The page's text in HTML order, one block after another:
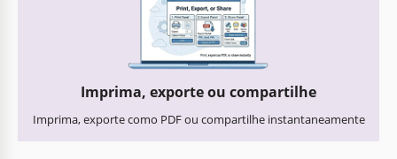
Imprima, exporte ou compartilhe
Imprima, exporte como PDF ou compartilhe instantaneamente